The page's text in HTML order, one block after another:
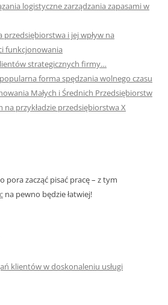
logistyczne zarządzania zapasami w
i jej wpływ na
funkcjonowania
strategicznych firmy…
forma spędzania wolnego czasu
Małych i Średnich Przedsiębiorstw
przykładzie przedsiębiorstwa X
pora zacząć pisać pracę – z tym
na pewno będzie łatwiej!
klientów w doskonaleniu usługi